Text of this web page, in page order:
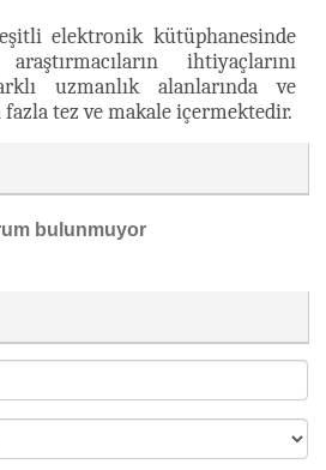
elektronik kütüphanesinde
ihtiyaçlarını
uzmanlık alanlarında ve
tez ve makale içermektedir.
bulunmuyor